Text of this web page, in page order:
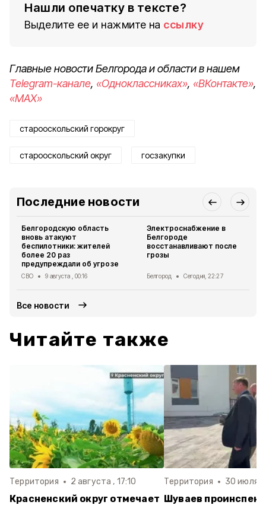
Нашли опечатку в тексте?
Выделите ее и нажмите на ссылку
Главные новости Белгорода и области в нашем
Telegram-канале, «Одноклассниках», «ВКонтакте»,
«MAX»
старооскольский горокруг
старооскольский округ госзакупки
Последние новости
Белгородскую область
вновь атакуют
беспилотники: жителей
более 20 раз
предупреждали об угрозе
СВО 9 августа , 00:16
Электроснабжение в
Белгороде
восстанавливают после
грозы
Белгород Сегодня, 22:27
Все новости
Читайте также
Территория 2 августа , 17:10
Красненский округ отмечает
Территория 30 июля ,
Шуваев